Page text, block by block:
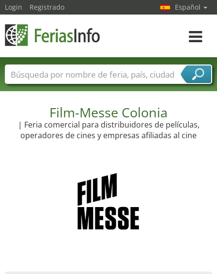
Film-Messe Colonia
| Feria comercial para distribuidores de películas,
operadores de cines y empresas afiliadas al cine
Login Registrado Español
toggle
Nombres de ferias Países
Ciudades
Sectores de proveedor de servicios